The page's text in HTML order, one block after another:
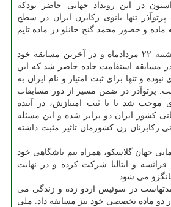
در این رویداد جهانی حاضر بودکه
تنها بانوی رکابزن ایران در سطح
و حضور محمد گنج خانلو در ماده تایم
فرانک پرتوآذر امروز یکشنبه ۲۲ مردادماه و در آخرین مسابقه خود
در مسابقه استقامت جاده حاضر شد که این
و تنها برای ثبت امتیاز و نام ایران به
پرتوآذر در ضمن مسیر از دور مسابقات
شد تا با ثتب امتیازش، در آینده
کشور ایران دو برابر شده و این مسئله
رکابزنان زن کشورمان تاثیر مثبت داشته
جهان گلاسکو، همراه تیم باشگاهی خود
و ایتالیا شرکت کرده و در نهایت
می شود.
مدتهاست در سوئیس اردو زده و زندگی می
دو ماده تخصصی خود نیز مسابقه داد. ملی